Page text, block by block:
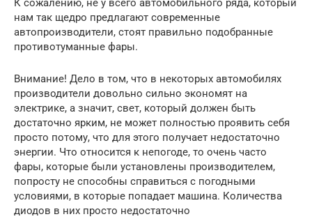
К сожалению, не у всего автомобильного ряда, который
нам так щедро предлагают современные
автопроизводители, стоят правильно подобранные
противотуманные фары.
Внимание! Дело в том, что в некоторых автомобилях
производители довольно сильно экономят на
электрике, а значит, свет, который должен быть
достаточно ярким, не может полностью проявить себя
просто потому, что для этого получает недостаточно
энергии. Что относится к непогоде, то очень часто
фары, которые были установлены производителем,
попросту не способны справиться с погодными
условиями, в которые попадает машина. Количества
диодов в них просто недостаточно